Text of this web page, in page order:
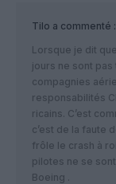
Tilo a commenté :
Lorsque je dit
jours ne sont
compagnies
responsabilités
ricains. C’est
c’est de la faute
frôle le crash à
pilotes ne se
Boeing .